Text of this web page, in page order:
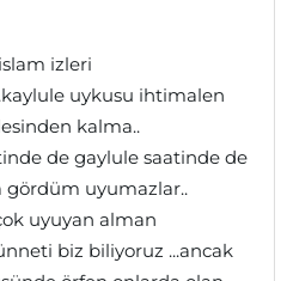
izleri
uykusu ihtimalen
kalma..
de gaylule saatinde de
gördüm uyumazlar..
uyuyan alman
biz biliyoruz ...ancak